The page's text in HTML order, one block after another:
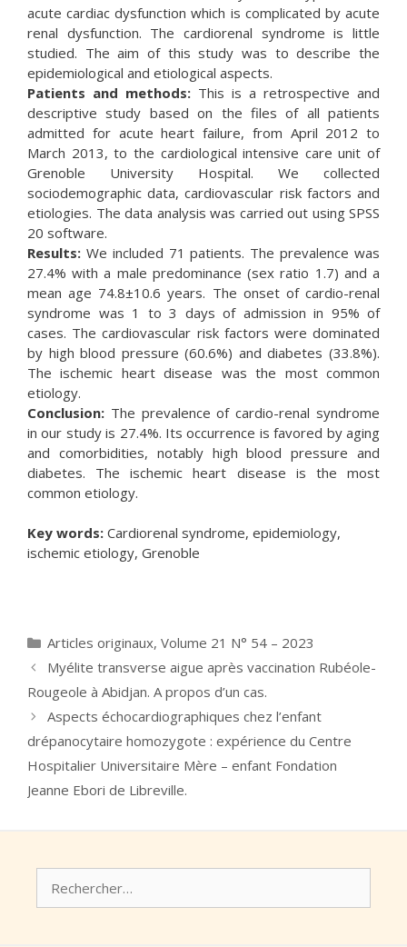
acute cardiac dysfunction which is complicated by acute
renal dysfunction. The cardiorenal syndrome is little
studied. The aim of this study was to describe the
epidemiological and etiological aspects.
Patients and methods: This is a retrospective and
descriptive study based on the files of all patients
admitted for acute heart failure, from April 2012 to
March 2013, to the cardiological intensive care unit of
Grenoble University Hospital. We collected
sociodemographic data, cardiovascular risk factors and
etiologies. The data analysis was carried out using SPSS
20 software.
Results: We included 71 patients. The prevalence was
27.4% with a male predominance (sex ratio 1.7) and a
mean age 74.8±10.6 years. The onset of cardio-renal
syndrome was 1 to 3 days of admission in 95% of
cases. The cardiovascular risk factors were dominated
by high blood pressure (60.6%) and diabetes (33.8%).
The ischemic heart disease was the most common
etiology.
Conclusion: The prevalence of cardio-renal syndrome
in our study is 27.4%. Its occurrence is favored by aging
and comorbidities, notably high blood pressure and
diabetes. The ischemic heart disease is the most
common etiology.
Key words: Cardiorenal syndrome, epidemiology,
ischemic etiology, Grenoble
Catégories
Articles originaux, Volume 21 N° 54 – 2023
Myélite transverse aigue après vaccination Rubéole-
Rougeole à Abidjan. A propos d’un cas.
Aspects échocardiographiques chez l’enfant
drépanocytaire homozygote : expérience du Centre
Hospitalier Universitaire Mère – enfant Fondation
Jeanne Ebori de Libreville.